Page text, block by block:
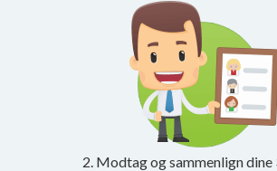
2. Modtag og sammenlign